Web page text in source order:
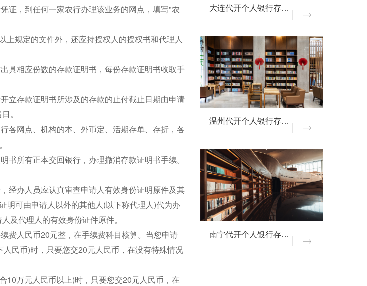
证，到任何一家农行办理该业务的网点，填写"农
规定的文件外，还应持授权人的授权书和代理人
具相应份数的存款证明书，每份存款证明书收取手
立存款证明书所涉及的存款的止付截止日期由申请
。
各网点、机构的本、外币定、活期存单、存折，各
所有正本交回银行，办理撤消存款证明书手续。
经办人员应认真审查申请人有效身份证明原件及其
明可由申请人以外的其他人(以下称代理人)代为办
及代理人的有效身份证件原件。
费人民币20元整，在手续费科目核算。当您申请
民币)时，只要您交20元人民币，在没有特殊情况
10万元人民币以上)时，只要您交20元人民币，在
大连代开个人银行存款证明
温州代开个人银行存款证明
南宁代开个人银行存款证明